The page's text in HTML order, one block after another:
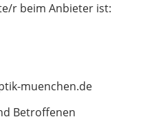
r beim Anbieter ist:
muenchen.de
Betroffenen